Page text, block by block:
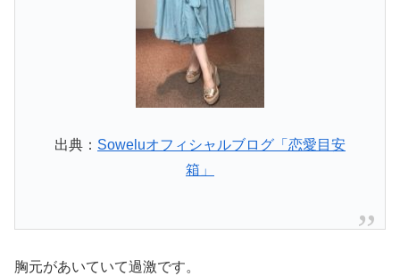
出典： Soweluオフィシャルブログ「恋愛目安
箱」
胸元があいていて過激です。